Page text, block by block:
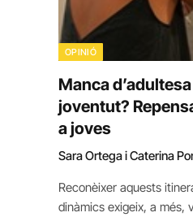
OPINIÓ
Manca
joventut?
a joves
Sara Ortega i Caterina
Reconèixer aquests
dinàmics exigeix, a més,